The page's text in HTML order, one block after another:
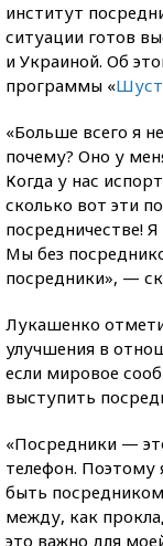
институт
ситуации готов
и Украиной. Об
программы «
«Больше всего я
почему? Оно у
Когда у нас
сколько вот эти
посредничестве!
Мы без
посредники», —
Лукашенко
улучшения в
если мировое
выступить
«Посредники —
телефон. Поэтому
быть
между, как
это важно для